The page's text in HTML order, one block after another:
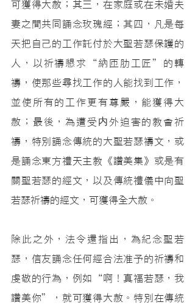
可獲得大赦；其三，在家庭或在未婚夫
妻之間共同誦念玫瑰經；其四，凡是每
天把自己的工作託付於大聖若瑟保護的
人，以祈禱懇求“納匝肋工匠”的轉
禱，使那些尋找工作的人能找到工作，
並使所有的工作更有尊嚴，能獲得大
赦；最後，為遭受内外迫害的教會祈
禱，特別誦念傳統的大聖若瑟禱文，或
是誦念東方禮天主教《讚美集》或是有
關聖若瑟的經文，以及傳統禮儀中向聖
若瑟祈禱的經文，可獲得全大赦。
除此之外，法令還指出，為紀念聖若
瑟，信友誦念任何經合法准予的祈禱和
虔敬的行為，例如“啊！真福若瑟，我
讚美你”，就可獲得大赦。特別在傳統